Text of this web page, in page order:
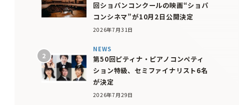
回ショパンコンクールの映画“ショパ
コンシネマ”が10月2日公開決定
2026年7月31日
NEWS
第50回ピティナ・ピアノコンペティ
ション特級、セミファイナリスト6名
が決定
2026年7月29日